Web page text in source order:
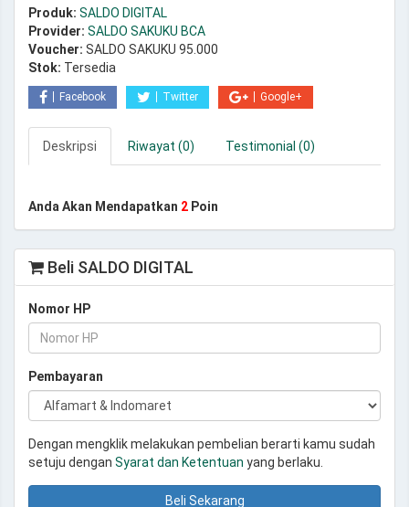
Produk: SALDO DIGITAL
Provider: SALDO SAKUKU BCA
Voucher: SALDO SAKUKU 95.000
Stok: Tersedia
Facebook Twitter Google+
Deskripsi Riwayat (0) Testimonial (0)
Anda Akan Mendapatkan 2 Poin
Beli SALDO DIGITAL
Nomor HP
Pembayaran
Dengan mengklik melakukan pembelian berarti kamu sudah
setuju dengan Syarat dan Ketentuan yang berlaku.
Beli Sekarang